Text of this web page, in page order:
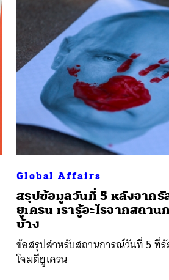
Global Affairs
สรุปข้อมูลวันที่ 5 หลังจากรั
ยูเครน เรารู้อะไรจากสถา
บ้าง
ข้อสรุปสำหรับสถานการณ์วันที่ 5 ที่รั
โจมตียูเครน